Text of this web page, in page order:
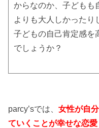
からなのか、子どもも
よりも大人しかったり
子どもの自己肯定感を
でしょうか？
parcy’sでは、女性が自
ていくことが幸せな恋